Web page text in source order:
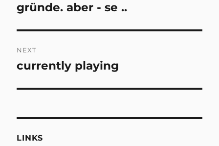
post:
gründe. aber - se ..
NEXT
Next
currently playing
LINKS